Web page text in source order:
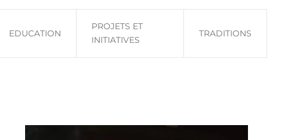
EDUCATION
PROJETS ET
INITIATIVES
TRADITIONS